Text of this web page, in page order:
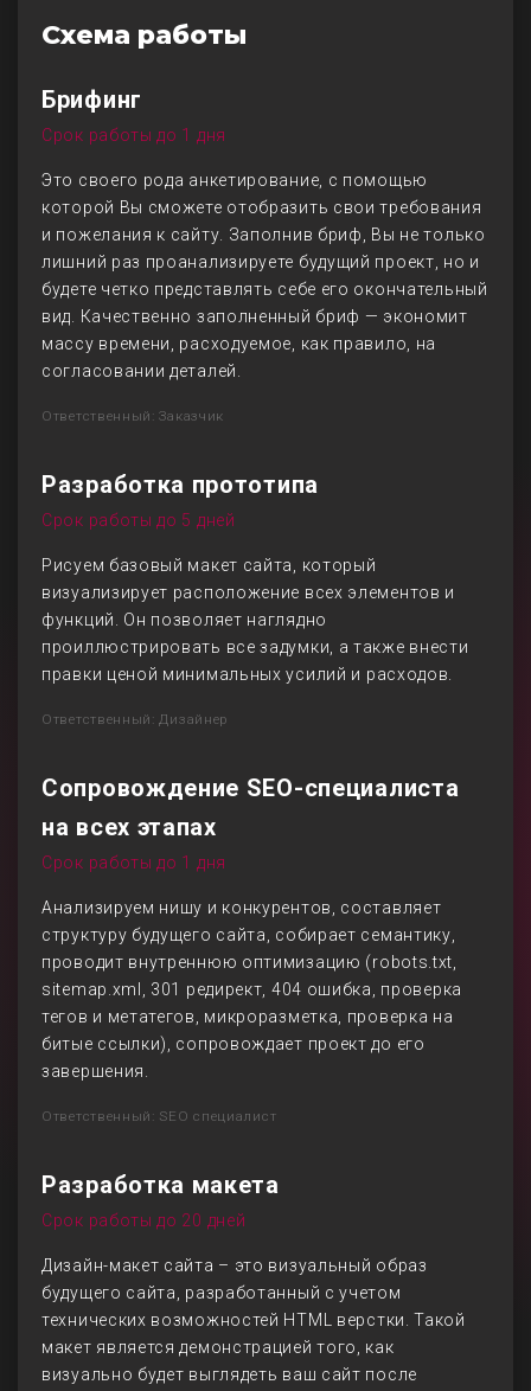
Схема работы
Брифинг
Срок работы до 1 дня
Это своего рода анкетирование, с помощью
которой Вы сможете отобразить свои требования
и пожелания к сайту. Заполнив бриф, Вы не только
лишний раз проанализируете будущий проект, но и
будете четко представлять себе его окончательный
вид. Качественно заполненный бриф — экономит
массу времени, расходуемое, как правило, на
согласовании деталей.
Ответственный: Заказчик
Разработка прототипа
Срок работы до 5 дней
Рисуем базовый макет сайта, который
визуализирует расположение всех элементов и
функций. Он позволяет наглядно
проиллюстрировать все задумки, а также внести
правки ценой минимальных усилий и расходов.
Ответственный: Дизайнер
Сопровождение SEO-специалиста
на всех этапах
Срок работы до 1 дня
Анализируем нишу и конкурентов, составляет
структуру будущего сайта, собирает семантику,
проводит внутреннюю оптимизацию (robots.txt,
sitemap.xml, 301 редирект, 404 ошибка, проверка
тегов и метатегов, микроразметка, проверка на
битые ссылки), сопровождает проект до его
завершения.
Ответственный: SEO специалист
Разработка макета
Срок работы до 20 дней
Дизайн-макет сайта – это визуальный образ
будущего сайта, разработанный с учетом
технических возможностей HTML верстки. Такой
макет является демонстрацией того, как
визуально будет выглядеть ваш сайт после